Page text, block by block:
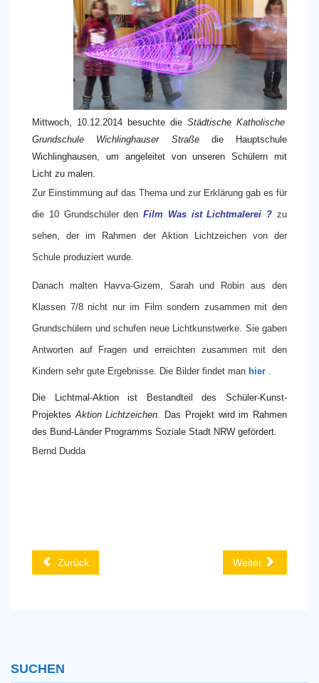
Mittwoch, 10.12.2014 besuchte die Städtische Katholische
Grundschule Wichlinghauser Straßedie Hauptschule
Wichlinghausen, um angeleitet von unseren Schülern mit
Licht zu malen.
Zur Einstimmung auf das Thema und zur Erklärung gab es für
die 10 Grundschüler denFilm Was ist Lichtmalerei ? zu
sehen, der im Rahmen der Aktion Lichtzeichen von der
Schule produziert wurde.
Danach malten Havva-Gizem, Sarah und Robin aus den
Klassen 7/8 nicht nur im Film sondern zusammen mit den
Grundschülern und schufen neue Lichtkunstwerke. Sie gaben
Antworten auf Fragen und erreichten zusammen mit den
Kindern sehr gute Ergebnisse. Die Bilder findet man hier .
Die Lichtmal-Aktion ist Bestandteil des Schüler-Kunst-
ProjektesAktion Lichtzeichen.
Das Projekt wird im Rahmen
des Bund-Länder Programms Soziale Stadt NRW gefördert.
Bernd Dudda
Zurück Weiter
SUCHEN